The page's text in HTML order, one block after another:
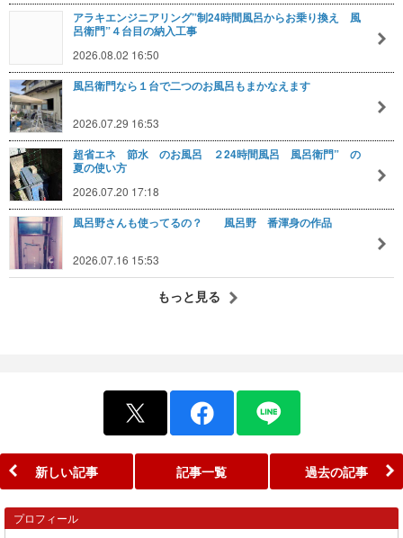
アラキエンジニアリング”制24時間風呂からお乗り換え 風
呂衛門”４台目の納入工事
2026.08.02 16:50
風呂衛門なら１台で二つのお風呂もまかなえます
2026.07.29 16:53
超省エネ 節水 のお風呂 ２24時間風呂 風呂衛門” の
夏の使い方
2026.07.20 17:18
風呂野さんも使ってるの？ 風呂野 番渾身の作品
2026.07.16 15:53
もっと見る
新しい記事 記事一覧 過去の記事
プロフィール